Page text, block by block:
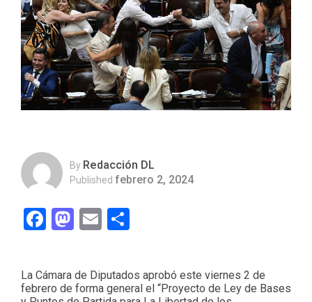
By Redacción DL
Published febrero 2, 2024
Facebook
Mastodon
Email
La Cámara de Diputados aprobó este viernes 2 de
febrero de forma general el “Proyecto de Ley de Bases